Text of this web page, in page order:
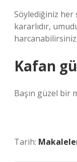
Söylediğiniz
kararlıdır,
harcanabilirsiniz.
Kafan
Başın güzel bir
Tarih: